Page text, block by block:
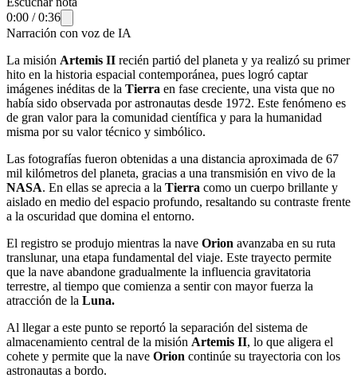
0:00 /0:36
Narración con voz de IA
La misión Artemis II recién partió del planeta y ya realizó su primer
hito en la historia espacial contemporánea, pues logró captar
imágenes inéditas de la Tierra en fase creciente, una vista que no
había sido observada por astronautas desde 1972. Este fenómeno es
de gran valor para la comunidad científica y para la humanidad
misma por su valor técnico y simbólico.
Las fotografías fueron obtenidas a una distancia aproximada de 67
mil kilómetros del planeta, gracias a una transmisión en vivo de la
NASA. En ellas se aprecia a la Tierra como un cuerpo brillante y
aislado en medio del espacio profundo, resaltando su contraste frente
a la oscuridad que domina el entorno.
El registro se produjo mientras la nave Orion avanzaba en su ruta
translunar, una etapa fundamental del viaje. Este trayecto permite
que la nave abandone gradualmente la influencia gravitatoria
terrestre, al tiempo que comienza a sentir con mayor fuerza la
atracción de la Luna.
Al llegar a este punto se reportó la separación del sistema de
almacenamiento central de la misión Artemis II, lo que aligera el
cohete y permite que la nave Orion continúe su trayectoria con los
astronautas a bordo.